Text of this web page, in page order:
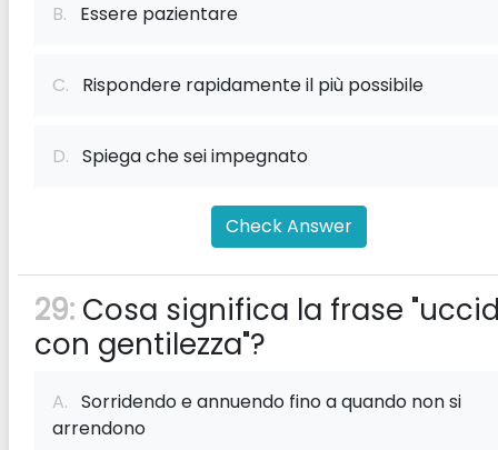
B. Essere pazientare
C. Rispondere rapidamente il più possibile
D. Spiega che sei impegnato
Check Answer
29: Cosa significa la frase
con gentilezza"?
A. Sorridendo e annuendo fino a quando non si
arrendono